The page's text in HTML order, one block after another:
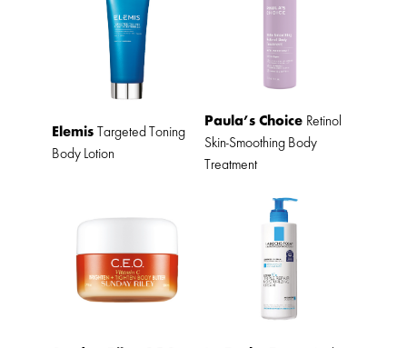
Elemis Targeted Toning
Body Lotion
Paula’s Choice Retinol
Skin-Smoothing Body
Treatment